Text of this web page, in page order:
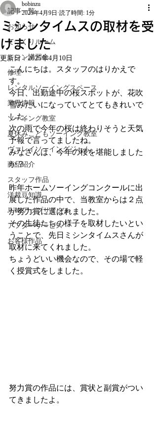
記事一覧
お知らせ
てづくりルーム
ミシン講習会
修理
レンタルソーイングスペース
業界情報
ソーイング教室
夏休みこどもソーイング教室
ヴァレイソーイングジャム
商品紹介
スタッフ作品
洋裁豆知識
JUKIアップサイクル
アフターサービス
お客様作品
ミシンタイムスの取材を受
けました
bobinzu
2025年4月9日 読了時間: 1分
更新日：2025年4月10日
こんにちは。スタッフのはりかえで
す。
今日、出勤途中の桜スポットが、花吹
雪みたいになっていてとてもきれいで
した。
次の雨で今年の桜は終わりそうと天気
予報で言ってましたね。
みなさんは、今年の桜を堪能しました
か？
昨年ホームソーイングコンクールに出
展した作品の中で、当教室からは２点
が努力賞に選ばれました。
その生徒たちの様子を取材したいとい
うことで、先日ミシンタイムスさんが
取材に来てくれました。
ちょうどいい機会なので、その場で軽
く授賞式をしました。
努力賞の作品には、賞状と副賞がつい
てきましたよ。